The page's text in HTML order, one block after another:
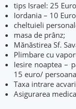
tips Israel: 25
Iordania – 10
cheltuieli
masa de prânz;
Mănăstirea Sf.
Plimbare cu
Iesire noaptea –
15 euro/
Taxa intrare
Asigurarea